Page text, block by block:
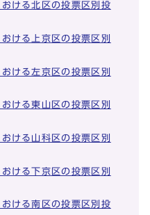
ける北区の投票区別投
ける上京区の投票区別
ける左京区の投票区別
ける東山区の投票区別
ける山科区の投票区別
ける下京区の投票区別
ける南区の投票区別投